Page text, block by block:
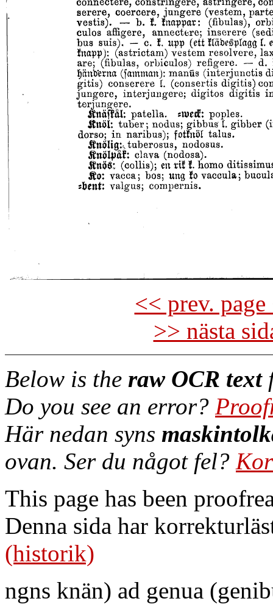
<< prev.
>> nästa
Below is the raw OCR text
Do you see an error?
Här nedan syns
ovan. Ser du något fel?
This page has been
Denna sida har
(historik)
ngns knän) ad genua